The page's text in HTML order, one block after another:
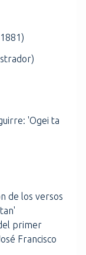
'Ogei ta
de los versos
primer
Francisco